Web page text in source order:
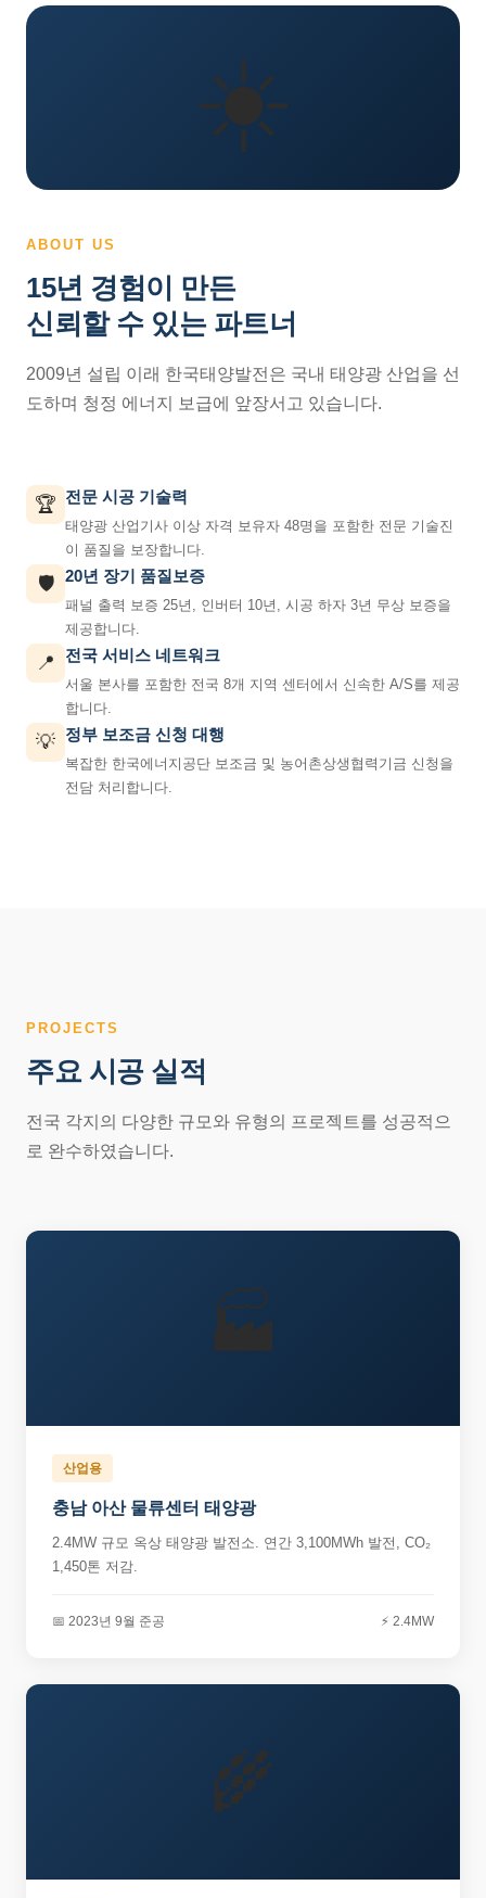
☀️
ABOUT US
15년 경험이 만든
신뢰할 수 있는 파트너
2009년 설립 이래 한국태양발전은 국내 태양광 산업을 선
도하며 청정 에너지 보급에 앞장서고 있습니다.
🏆 전문 시공 기술력
태양광 산업기사 이상 자격 보유자 48명을 포함한 전문 기술진
이 품질을 보장합니다.
🛡️ 20년 장기 품질보증
패널 출력 보증 25년, 인버터 10년, 시공 하자 3년 무상 보증을
제공합니다.
📍 전국 서비스 네트워크
서울 본사를 포함한 전국 8개 지역 센터에서 신속한 A/S를 제공
합니다.
💡 정부 보조금 신청 대행
복잡한 한국에너지공단 보조금 및 농어촌상생협력기금 신청을
전담 처리합니다.
PROJECTS
주요 시공 실적
전국 각지의 다양한 규모와 유형의 프로젝트를 성공적으
로 완수하였습니다.
🏭
산업용
충남 아산 물류센터 태양광
2.4MW 규모 옥상 태양광 발전소. 연간 3,100MWh 발전, CO₂
1,450톤 저감.
📅 2023년 9월 준공 ⚡ 2.4MW
🌾